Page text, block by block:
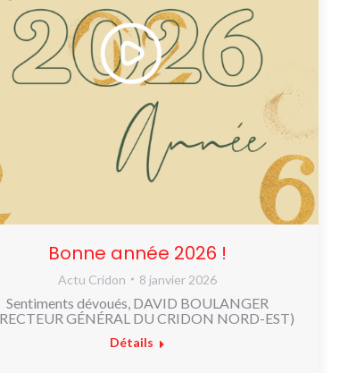
Bonne année 2026 !
Actu Cridon 8 janvier 2026
Sentiments dévoués, DAVID BOULANGER
GÉNÉRAL DU CRIDON NORD-EST)
Détails